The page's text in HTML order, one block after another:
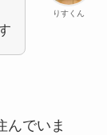
りすくん
んでいま